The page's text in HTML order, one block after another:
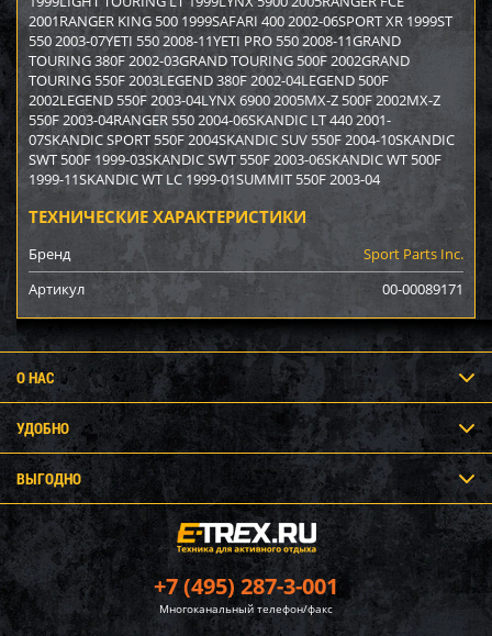
2001RANGER KING 500 1999SAFARI 400 2002-06SPORT XR 1999ST
550 2003-07YETI 550 2008-11YETI PRO 550 2008-11GRAND
TOURING 380F 2002-03GRAND TOURING 500F 2002GRAND
TOURING 550F 2003LEGEND 380F 2002-04LEGEND 500F
2002LEGEND 550F 2003-04LYNX 6900 2005MX-Z 500F 2002MX-Z
550F 2003-04RANGER 550 2004-06SKANDIC LT 440 2001-
07SKANDIC SPORT 550F 2004SKANDIC SUV 550F 2004-10SKANDIC
SWT 500F 1999-03SKANDIC SWT 550F 2003-06SKANDIC WT 500F
1999-11SKANDIC WT LC 1999-01SUMMIT 550F 2003-04
ТЕХНИЧЕСКИЕ ХАРАКТЕРИСТИКИ
Бренд
Sport Parts Inc.
Артикул
00-00089171
+7 (495) 287-3-001
Многоканальный телефон/факс
О НАС
УДОБНО
ВЫГОДНО